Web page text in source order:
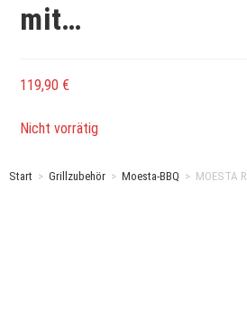
mit…
119,90 €
Nicht vorrätig
Start > Grillzubehör > Moesta-BBQ > MOESTA